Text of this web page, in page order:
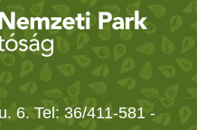
6. Tel: 36/411-581 -